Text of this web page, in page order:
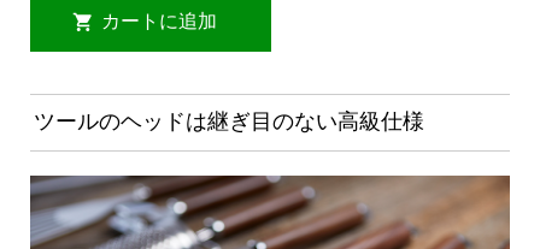
ツールのヘッドは継ぎ目のない高級仕様